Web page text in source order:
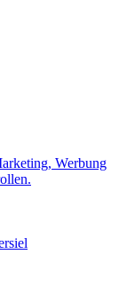
Werbung